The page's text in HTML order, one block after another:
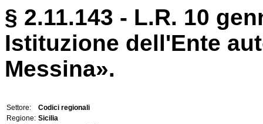
§ 2.11.143 - L.R. 10
Istituzione dell'Ente
Messina».
Settore:
Codici regionali
Regione: Sicilia